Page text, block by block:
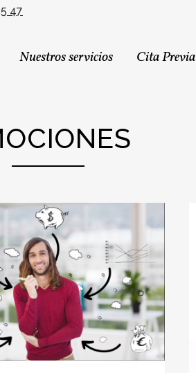
47
Nuestros servicios Cita Previa